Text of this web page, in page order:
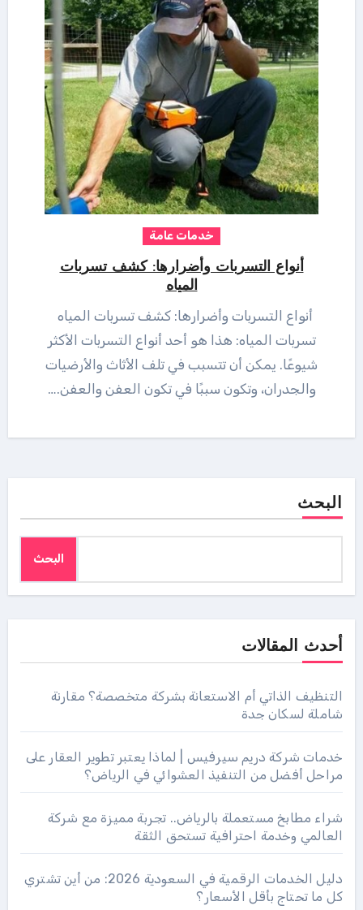
خدمات عامة
أنواع التسربات وأضرارها: كشف تسربات
المياه
أنواع التسربات وأضرارها: كشف تسربات المياه
تسربات المياه: هذا هو أحد أنواع التسربات الأكثر
شيوعًا. يمكن أن تتسبب في تلف الأثاث والأرضيات
والجدران، وتكون سببًا في تكون العفن والعفن.…
البحث
البحث
أحدث المقالات
التنظيف الذاتي أم الاستعانة بشركة متخصصة؟ مقارنة
شاملة لسكان جدة
خدمات شركة دريم سيرفيس | لماذا يعتبر تطوير العقار على
مراحل أفضل من التنفيذ العشوائي في الرياض؟
شراء مطابخ مستعملة بالرياض.. تجربة مميزة مع شركة
العالمي وخدمة احترافية تستحق الثقة
دليل الخدمات الرقمية في السعودية 2026: من أين تشتري
كل ما تحتاج بأقل الأسعار؟